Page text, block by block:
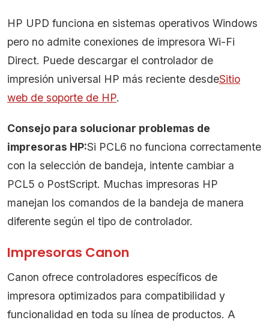
HP UPD funciona en sistemas operativos Windows
pero no admite conexiones de impresora Wi-Fi
Direct. Puede descargar el controlador de
impresión universal HP más reciente desdeSitio
web de soporte de HP.
Consejo para solucionar problemas de
impresoras HP:Si PCL6 no funciona correctamente
con la selección de bandeja, intente cambiar a
PCL5 o PostScript. Muchas impresoras HP
manejan los comandos de la bandeja de manera
diferente según el tipo de controlador.
Impresoras Canon
Canon ofrece controladores específicos de
impresora optimizados para compatibilidad y
funcionalidad en toda su línea de productos. A